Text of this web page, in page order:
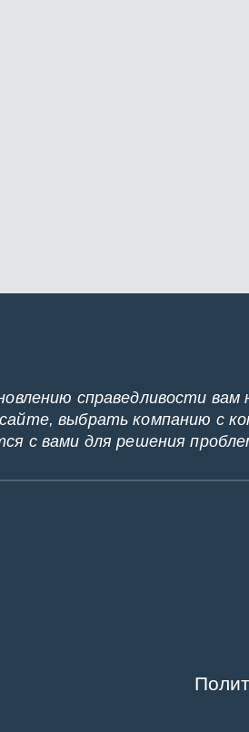
справедливости
выбрать компанию с
с вами для решения